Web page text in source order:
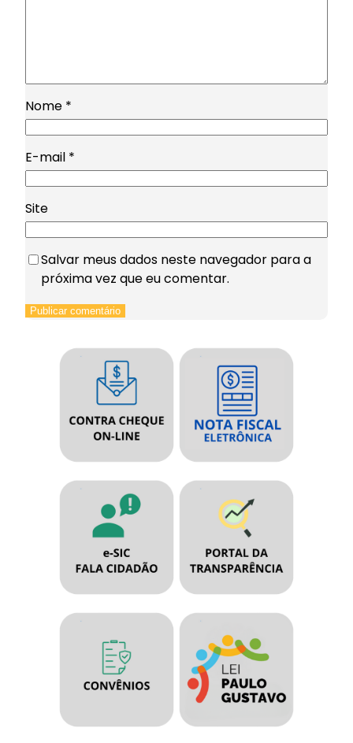
Nome *
E-mail *
Site
Salvar meus dados neste navegador para a
próxima vez que eu comentar.